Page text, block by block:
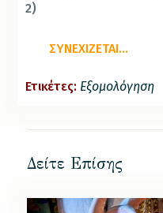
2)
ΣΥΝΕΧΙΖΕΤΑΙ…
Ετικέτες: Εξομολόγηση
Δείτε Επίσης